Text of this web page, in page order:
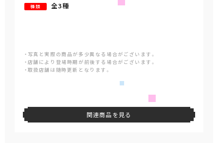
種類 全3種
・写真と実際の商品が多少異なる場合がございます。
・店舗により登場時期が前後する場合がございます。
・取扱店舗は随時更新となります。
関連商品を見る